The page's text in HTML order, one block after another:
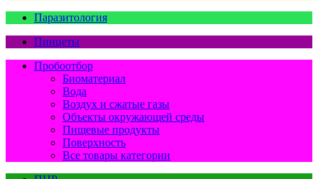
Паразитология
Пинцеты
Пробоотбор
Биоматериал
Вода
Воздух и сжатые газы
Объекты окружающей среды
Пищевые продукты
Поверхность
Все товары категории